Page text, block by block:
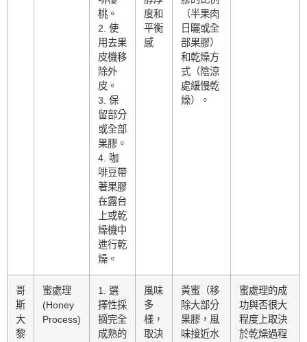
桃。
2. 使
用去果
皮機移
除外
皮。
3. 保
留部分
或全部
果膠。
4. 咖
啡豆帶
著果膠
在露台
上或乾
燥機中
進行乾
燥。
度和
平衡
感
（半果肉
日曬或全
部果膠）
和乾燥方
式（陰涼
處緩慢乾
燥）。
哥
斯
大
黎
蜜處理
(Honey
Process)
1. 選
擇性採
摘完全
成熟的
風味
多
樣，
取決
黃蜜（移
除大部分
果膠，風
味接近水
蜜處理的成
功與否很大
程度上取決
於乾燥過程